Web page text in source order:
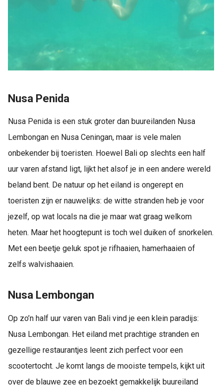
Nusa Penida
Nusa Penida is een stuk groter dan buureilanden Nusa
Lembongan en Nusa Ceningan, maar is vele malen
onbekender bij toeristen. Hoewel Bali op slechts een half
uur varen afstand ligt, lijkt het alsof je in een andere wereld
beland bent. De natuur op het eiland is ongerept en
toeristen zijn er nauwelijks: de witte stranden heb je voor
jezelf, op wat locals na die je maar wat graag welkom
heten. Maar het hoogtepunt is toch wel duiken of snorkelen.
Met een beetje geluk spot je rifhaaien, hamerhaaien of
zelfs walvishaaien.
Nusa Lembongan
Op zo’n half uur varen van Bali vind je een klein paradijs:
Nusa Lembongan. Het eiland met prachtige stranden en
gezellige restaurantjes leent zich perfect voor een
scootertocht. Je komt langs de mooiste tempels, kijkt uit
over de blauwe zee en bezoekt gemakkelijk buureiland